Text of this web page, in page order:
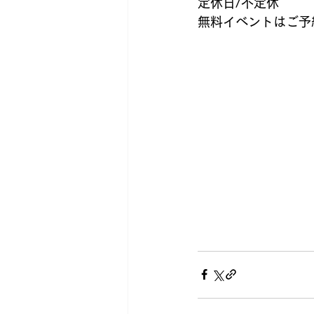
定休日/不定休
無料イベントはご予